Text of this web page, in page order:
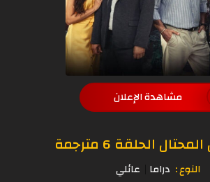
مشاهدة الإعلان
الحلقة 6 مترجمة
النوع : دراما عائلي